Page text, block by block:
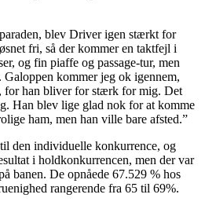
blev Driver igen stærkt for
fri, så der kommer en taktfejl i
og fin piaffe og passage-tur, men
kommer jeg ok igennem,
for han bliver for stærk for mig. Det
Han blev lige glad nok for at komme
ham, men han ville bare afsted.”
den individuelle konkurrence, og
i holdkonkurrencen, men der var
banen. De opnåede 67.529 % hos
rangerende fra 65 til 69%.